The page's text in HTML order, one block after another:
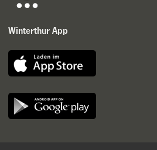
Winterthur App